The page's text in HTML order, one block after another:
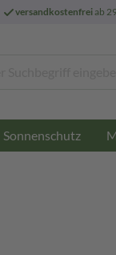
versandkostenfreiab
Sonnenschutz